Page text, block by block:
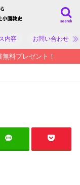
search
内容 お問い合わせ
料プレゼント！